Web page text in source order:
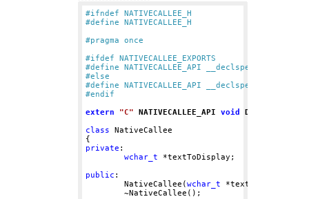
#ifndef NATIVECALLEE_H
#define NATIVECALLEE_H
#pragma once
#ifdef NATIVECALLEE_EXPORTS
#define NATIVECALLEE_API
#else
#define NATIVECALLEE_API
#endif
extern
"C" NATIVECALLEE_API void
class NativeCallee
private :
wchar_t *textToDisplay;
public :
	NativeCallee(
wchar_t *textToDisplay);
	~NativeCallee();